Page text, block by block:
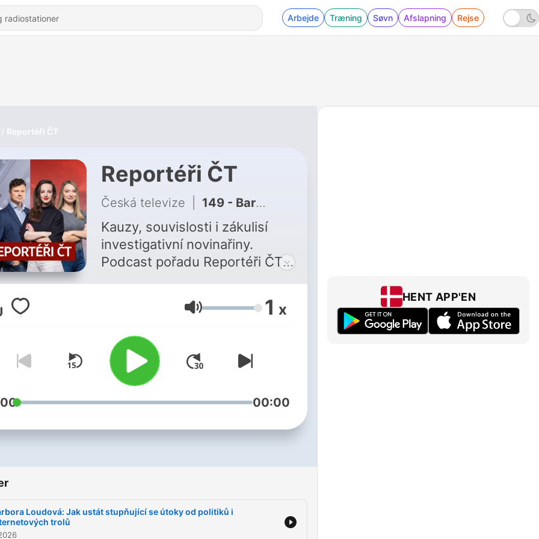
Arbejde Træning Søvn Afslapning Rejse
Reportéři ČT
Reportéři ČT
Česká televize 149 - Barbora Loudová: Jak ustát stupňující se útoky od politiků i internetových trolů
Kauzy, souvislosti i zákulisí
investigativní novinařiny.
Podcast pořadu Reportéři ČT.
Barbora Loudová, Jan Moláček
a Jevhenija Vachničenko.
Lydstyrke 1 x
00:00
Loudová: Jak ustát stupňující se útoky od politiků i
trolů
HENT APP'EN